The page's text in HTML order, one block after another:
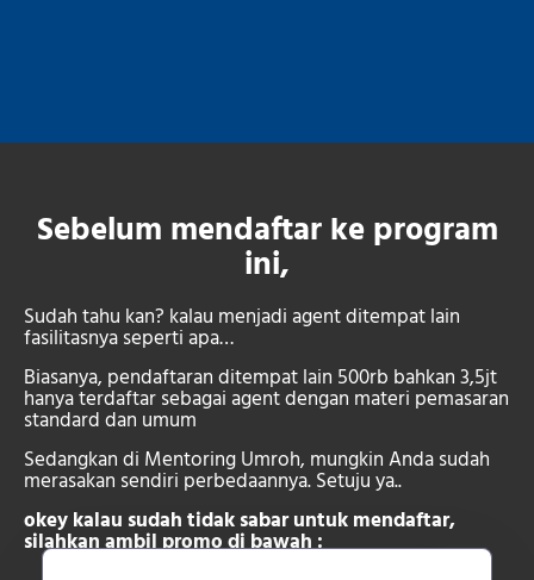
Sebelum mendaftar ke program
ini,
Sudah tahu kan? kalau menjadi agent ditempat lain
fasilitasnya seperti apa…
Biasanya, pendaftaran ditempat lain 500rb bahkan 3,5jt
hanya terdaftar sebagai agent dengan materi pemasaran
standard dan umum
Sedangkan di Mentoring Umroh, mungkin Anda sudah
merasakan sendiri perbedaannya. Setuju ya..
okey kalau sudah tidak sabar untuk mendaftar,
silahkan ambil promo di bawah :